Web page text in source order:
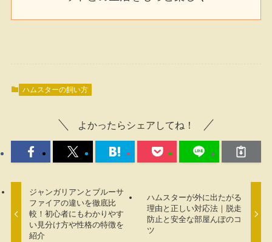
ハムスターの飼い方
よかったらシェアしてね！
ジャンガリアンとブルーサ
ファイアの違いを徹底比
較！初心者にもわかりやす
い見分け方や性格の特徴を
紹介
ハムスターが外に出たがる
理由と正しい対応法｜脱走
防止と安全な部屋んぽのコ
ツ